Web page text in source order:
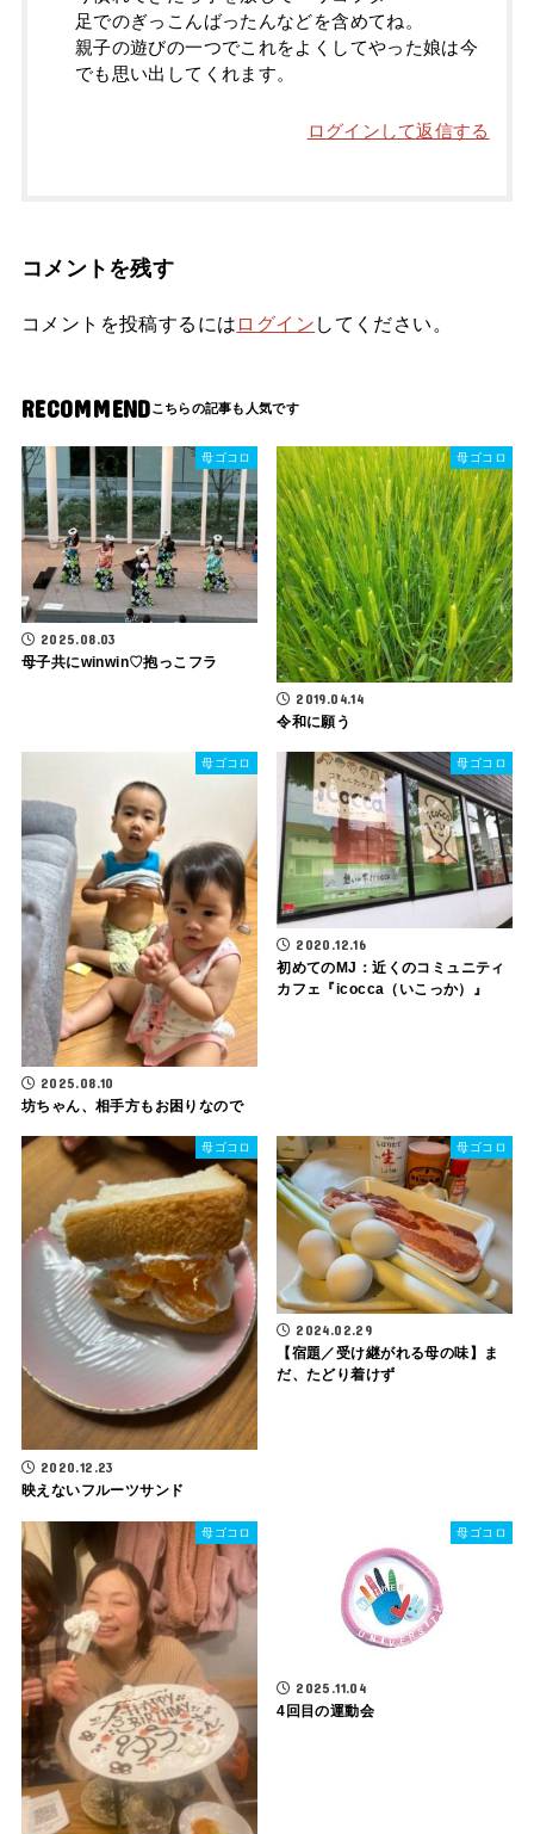
足でのぎっこんばったんなどを含めてね。
親子の遊びの一つでこれをよくしてやった娘は今
でも思い出してくれます。
ログインして返信する
コメントを残す
コメントを投稿するには ログイン してください。
RECOMMEND
母ゴコロ
2025.08.03
母子共にwinwin♡抱っこフラ
母ゴコロ
2019.04.14
令和に願う
母ゴコロ
2025.08.10
坊ちゃん、相手方もお困りなので
母ゴコロ
2020.12.16
初めてのMJ：近くのコミュニティ
カフェ『icocca（いこっか）』
母ゴコロ
2020.12.23
映えないフルーツサンド
母ゴコロ
2024.02.29
【宿題／受け継がれる母の味】ま
だ、たどり着けず
母ゴコロ 母ゴコロ
2025.11.04
4回目の運動会